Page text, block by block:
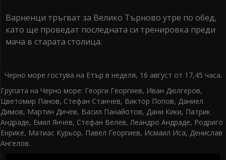
Варненци тръгват за Велико Търново утре по обед,
като ще проведат последната си тренировка преди
мача в старата столица.
Черно море гостува на Етър в неделя, 16 август от 17,45 часа.
Групата на Черно море: Георги Георгиев, Иван Дюлгеров,
Цветомир Панов, Стефан Станчев, Виктор Попов, Даниел
Димов, Мартин Дичев, Васил Панайотов, Дани Кики, Патрик
Андраде, Емил Янчев, Стефан Велев, Леандро Андраде, Родриго
Енрике, Матиас Курьор, Павел Георгиев, Исмаил Иса, Денислав
Ангелов.